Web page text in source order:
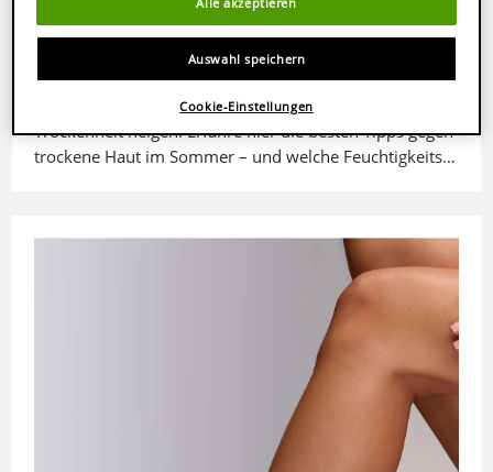
TROCKENE HAUT
Trockene Haut im Sommer
Nicht nur im Winter, auch im Sommer kann die Haut zu
Trockenheit neigen. Erfahre hier die besten Tipps gegen
trockene Haut im Sommer – und welche Feuchtigkeits…
Auswahl speichern
Cookie-Einstellungen